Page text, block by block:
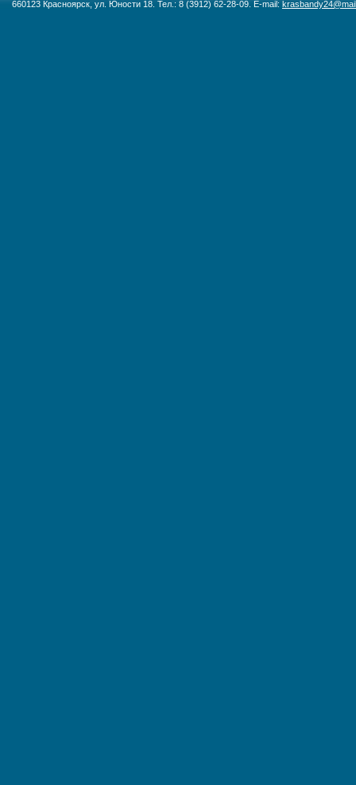
660123 Красноярск, ул. Юности 18. Тел.: 8 (3912) 62-28-09. E-mail: